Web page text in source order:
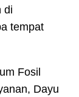
di
tempat
Fosil
Dayu